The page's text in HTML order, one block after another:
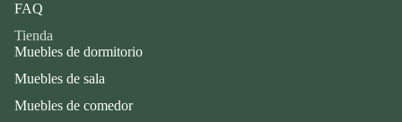
FAQ
Tienda
Muebles de dormitorio
Muebles de sala
Muebles de comedor